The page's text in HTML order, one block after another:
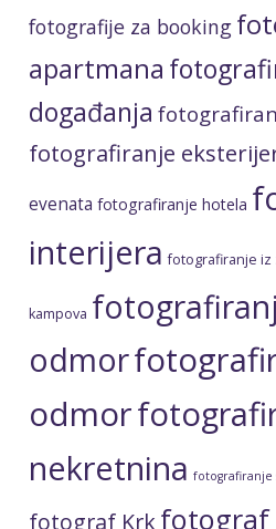
fotografije za booking
apartmana
događanja
fotografiranje
evenata fotografiranje hotela
interijera fotografiranje iz
kampova
odmor
odmor
nekretnina fotografiranje
fotograf Krkfotograf